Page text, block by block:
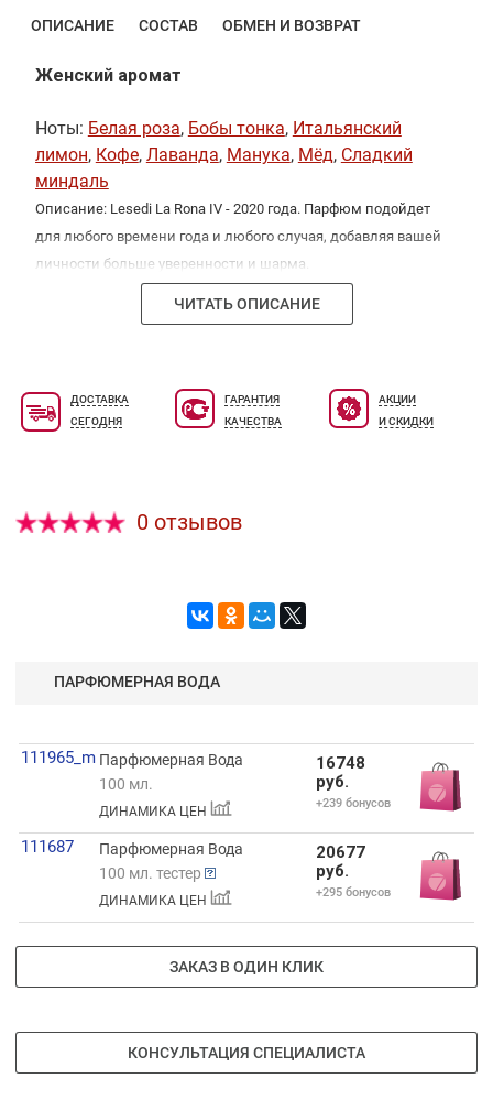
ОПИСАНИЕ СОСТАВ ОБМЕН И ВОЗВРАТ
Женский аромат
Ноты: Белая роза, Бобы тонка, Итальянский
лимон, Кофе, Лаванда, Манука, Мёд, Сладкий
миндаль
Описание: Lesedi La Rona IV - 2020 года. Парфюм подойдет
для любого времени года и любого случая, добавляя вашей
личности больше уверенности и шарма.
ЧИТАТЬ ОПИСАНИЕ
ДОСТАВКА
СЕГОДНЯ
ГАРАНТИЯ
КАЧЕСТВА
АКЦИИ
И СКИДКИ
0 отзывов
ПАРФЮМЕРНАЯ ВОДА
111965_m Парфюмерная Вода
100 мл.
ДИНАМИКА ЦЕН
16748
руб.
+239 бонусов
111687
Парфюмерная Вода
100 мл. тестер
ДИНАМИКА ЦЕН
20677
руб.
+295 бонусов
ЗАКАЗ В ОДИН КЛИК
КОНСУЛЬТАЦИЯ СПЕЦИАЛИСТА